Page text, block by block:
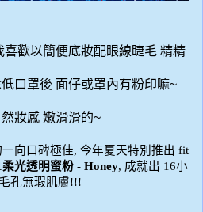
喜歡以簡便底妝配眼線睫毛 精精
口罩後 面仔或罩內有粉印嘛~
然妝感 嫩滑滑的~
向口碑極佳, 今年夏天特別推出 fit
柔光透明蜜粉 - Honey, 成就出 16小
孔無瑕肌膚!!!